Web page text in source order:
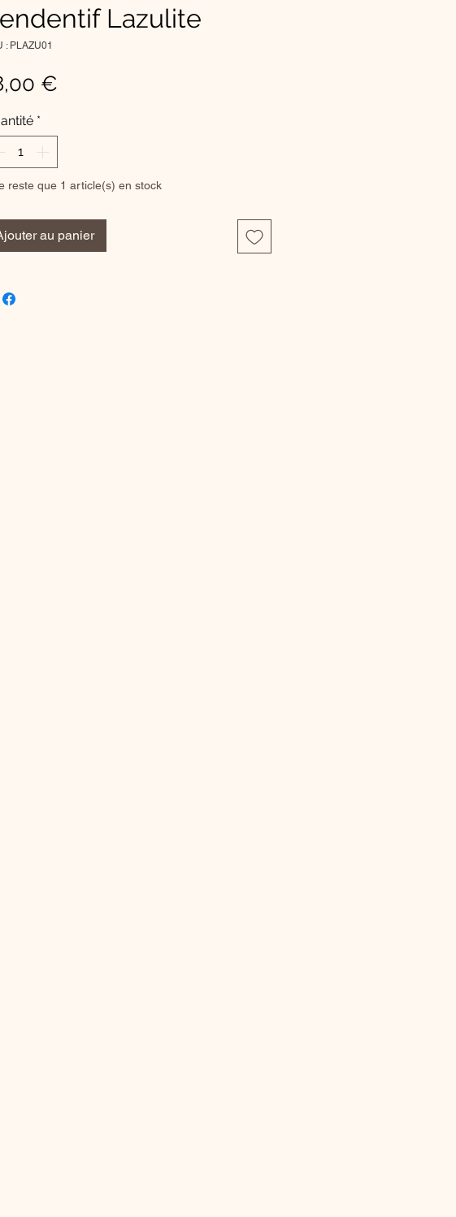
Lazulite
: PLAZU01
€
*
reste que 1 article(s) en stock
au panier